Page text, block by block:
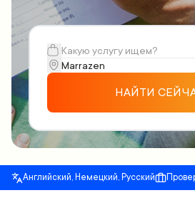
НАЙТИ
Английский, Немецкий, Русский